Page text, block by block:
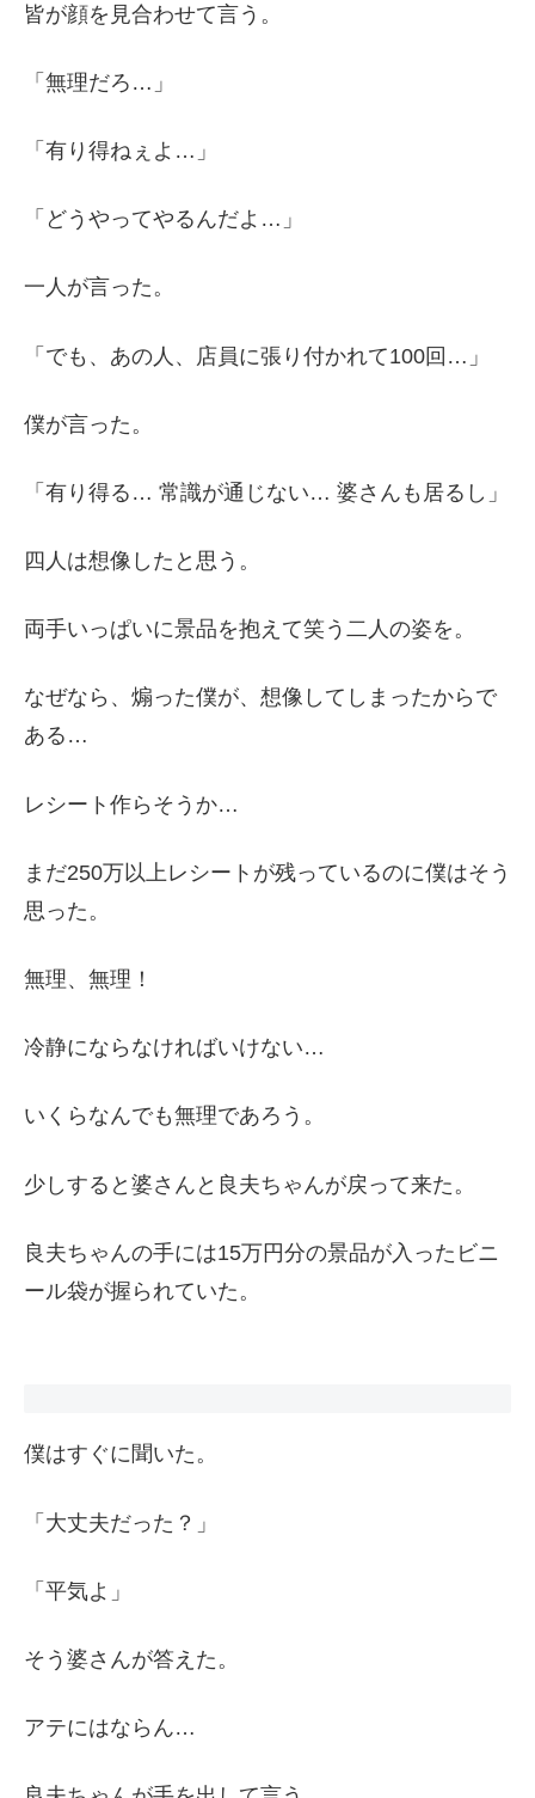
皆が顔を見合わせて言う。
「無理だろ…」
「有り得ねぇよ…」
「どうやってやるんだよ…」
一人が言った。
「でも、あの人、店員に張り付かれて100回…」
僕が言った。
「有り得る… 常識が通じない… 婆さんも居るし」
四人は想像したと思う。
両手いっぱいに景品を抱えて笑う二人の姿を。
なぜなら、煽った僕が、想像してしまったからで
ある…
レシート作らそうか…
まだ250万以上レシートが残っているのに僕はそう
思った。
無理、無理！
冷静にならなければいけない…
いくらなんでも無理であろう。
少しすると婆さんと良夫ちゃんが戻って来た。
良夫ちゃんの手には15万円分の景品が入ったビニ
ール袋が握られていた。
僕はすぐに聞いた。
「大丈夫だった？」
「平気よ」
そう婆さんが答えた。
アテにはならん…